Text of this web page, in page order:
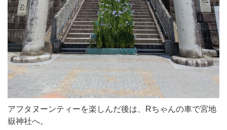
アフタヌーンティーを楽しんだ後は、Rちゃんの車で宮地
嶽神社へ。